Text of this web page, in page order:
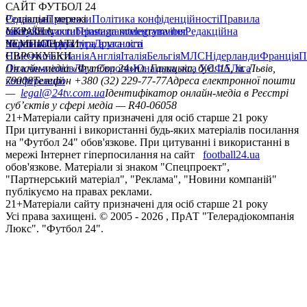
САЙТ ФУТБОЛ 24
РедакціяПрогнозиПолітика конфіденційностіПравила
сайтуКонтактиПравила коментуванняРедакційна
політикаСтруктура власності
Соціальні мережі
facebookxyoutubeinstagramtelegramviber
УКРАЇНА
УкраїнаПерша лігаДруга ліга
ЧЕМПІОНАТИ
НімеччинаІспаніяАнгліяІталіяБельгіяМЛСНідерландиФранція
ЄВРОКУБКИ
Ліга чемпіонівЛіга ЄвропиЮнацька ліга УЄФАЛіга
конференцій
Онлайн-медіа «Футбол 24»пл. Галицька, буд. 15, м. Львів,
79008Телефон +380 (32) 229-77-77Адреса електронної пошти
— legal@24tv.com.uaІдентифікатор онлайн-медіа в Реєстрі
суб’єктів у сфері медіа — R40-06058
21+Матеріали сайту призначені для осіб старше 21 року
При цитуванні і використанні будь-яких матеріалів посилання
на "Футбол 24" обов'язкове. При цитуванні і використанні в
мережі Інтернет гіперпосилання на сайт
football24.ua
обов'язкове. Матеріали зі знаком "Спецпроект",
"Партнерський матеріал", "Реклама", "Новини компаній"
публікуємо на правах реклами.
21+Матеріали сайту призначені для осіб старше 21 року
Усi права захищенi. © 2005 - 2026 , ПрАТ "Телерадіокомпанія
Люкс". "Футбол 24".